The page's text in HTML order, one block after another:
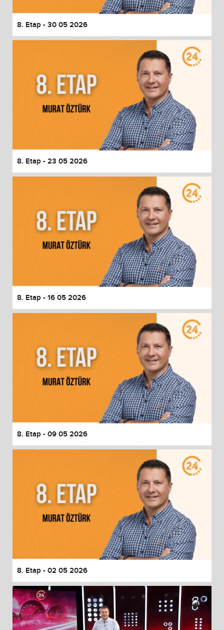
8. Etap - 30 05 2026
8. Etap - 23 05 2026
8. Etap - 16 05 2026
8. Etap - 09 05 2026
8. Etap - 02 05 2026